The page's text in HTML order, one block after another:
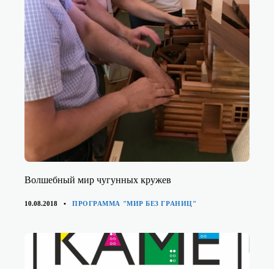
Волшебный мир чугунных кружев
10.08.2018 КАТЕГОРИИ
ПРОГРАММА "МИР БЕЗ ГРАНИЦ"